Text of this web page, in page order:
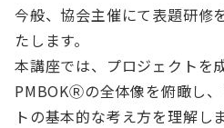
今般、協会主催にて表題研修
たします。
本講座では、プロジェクトを
PMBOKⓇの全体像を俯瞰し
トの基本的な考え方を理解し